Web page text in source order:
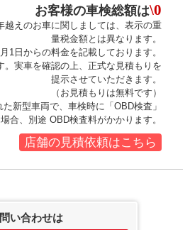
お客様の車検総額は\0
えのお車に関しましては、表示の重
量税金額とは異なります。
1日からの料金を記載しております。
実車を確認の上、正式な見積もりを
提示させていただきます。
（お見積もりは無料です）
新型車両で、車検時に「OBD検査」
合、別途 OBD検査料がかかります。
店舗の見積依頼はこちら
い合わせは